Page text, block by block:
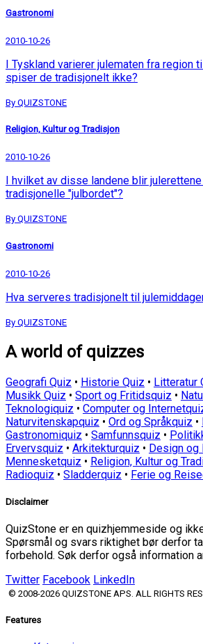
Gastronomi
2010-10-26
I Tyskland varierer julematen fra region
spiser de tradisjonelt ikke?
By QUIZSTONE
Religion, Kultur og Tradisjon
2010-10-26
I hvilket av disse landene blir
tradisjonelle "julbordet"?
By QUIZSTONE
Gastronomi
2010-10-26
Hva serveres tradisjonelt til
By QUIZSTONE
A world of quizzes
Geografi Quiz • Historie Quiz • Litteratur
Musikk Quiz • Sport og Fritidsquiz •
Teknologiquiz • Computer og
Naturvitenskapquiz • Ord og Språkquiz •
Gastronomiquiz • Samfunnsquiz •
Ervervsquiz • Arkitekturquiz • Design og
Mennesketquiz • Religion, Kultur og
Radioquiz • Sladderquiz • Ferie og
Disclaimer
QuizStone er en quizhjemmeside og
Spørsmål og svars riktighet bør derfor
forbehold. Søk derfor også information
Twitter Facebook LinkedIn
© 2008-2026 QUIZSTONE APS. ALL RIGHTS
Features